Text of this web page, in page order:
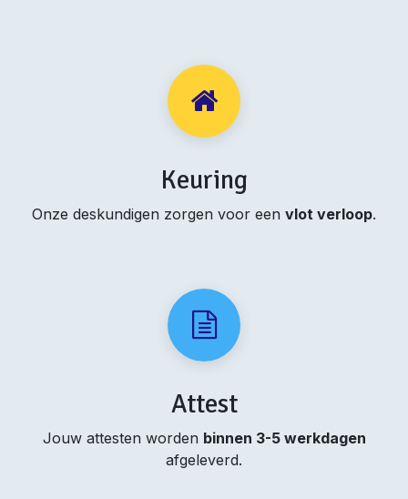
Keuring
Onze deskundigen zorgen voor een vlot verloop.
Attest
Jouw attesten worden binnen 3-5 werkdagen
afgeleverd.